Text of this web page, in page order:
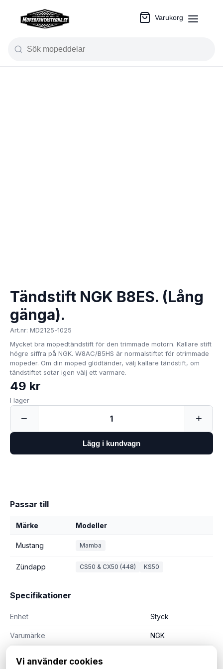
Varukorg
Tändstift NGK B8ES. (Lång
gänga).
Art.nr: MD2125-1025
Mycket bra mopedtändstift för den trimmade motorn. Kallare stift
högre siffra på NGK. W8AC/B5HS är normalstiftet för otrimmade
mopeder. Om din moped glödtänder, välj kallare tändstift, om
tändstiftet sotar igen välj ett varmare.
49 kr
I lager
− 1 +
Lägg i kundvagn
Passar till
Märke Modeller
Mustang Mamba
Zündapp CS50 & CX50 (448) KS50
Specifikationer
Enhet Styck
Varumärke NGK
Vi använder cookies